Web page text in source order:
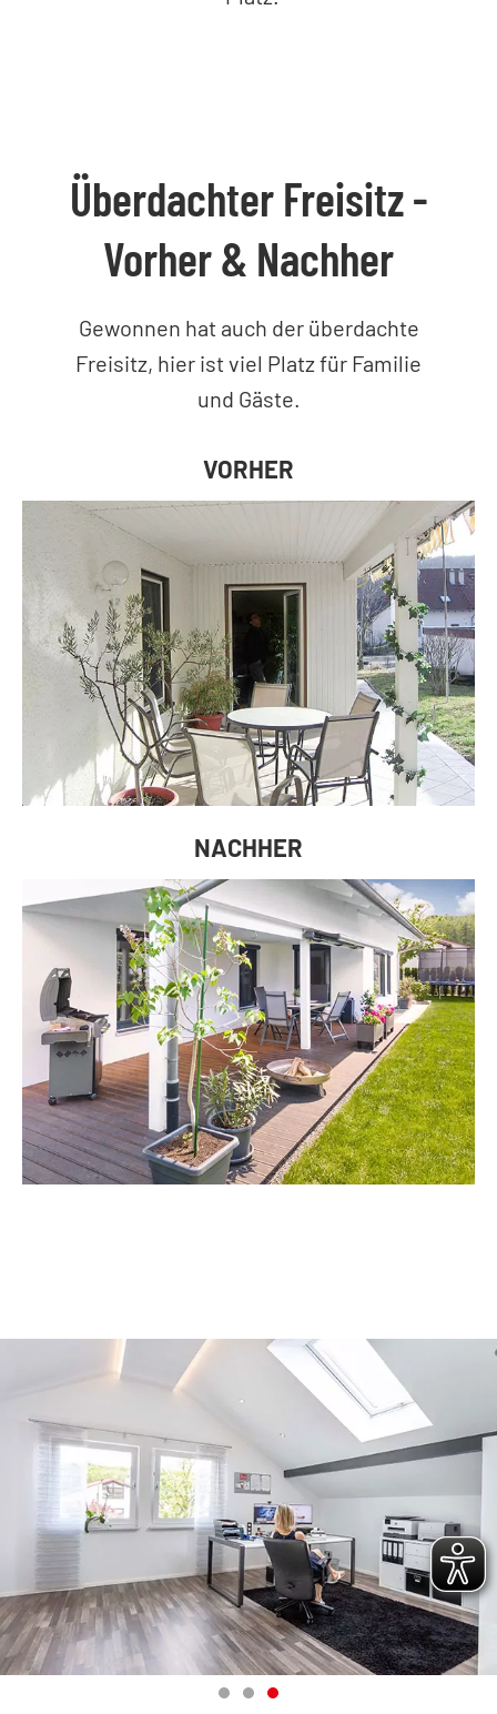
Überdachter Freisitz -
Vorher & Nachher
Gewonnen hat auch der überdachte
Freisitz, hier ist viel Platz für Familie
und Gäste.
VORHER
NACHHER